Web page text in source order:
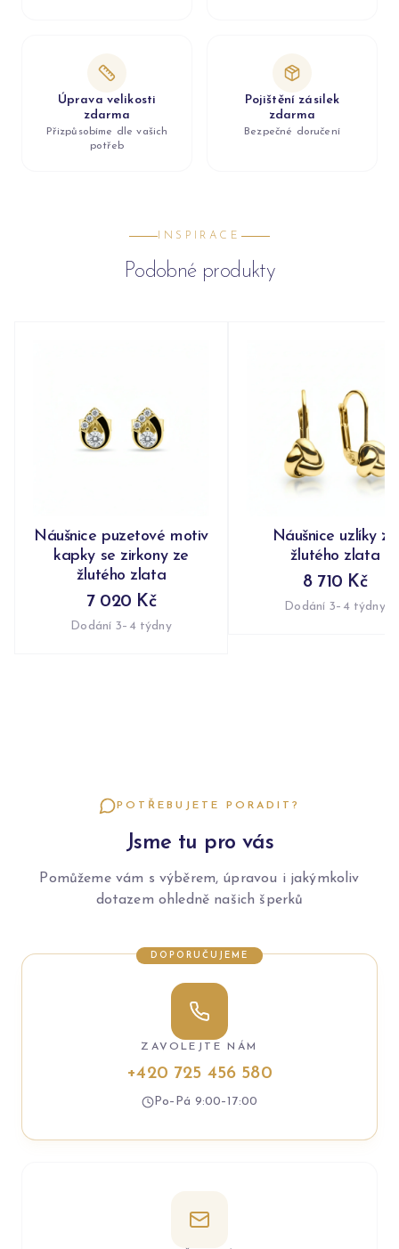
Úprava velikosti
zdarma
Přizpůsobíme dle vašich
potřeb
Pojištění zásilek
zdarma
Bezpečné doručení
INSPIRACE
Podobné produkty
Náušnice puzetové motiv
kapky se zirkony ze
žlutého zlata
7 020 Kč
Dodání 3–4 týdny
Náušnice uzlíky ze
žlutého zlata
8 710 Kč
Dodání 3–4 týdny
POTŘEBUJETE PORADIT?
Jsme tu pro vás
Pomůžeme vám s výběrem, úpravou i jakýmkoliv
dotazem ohledně našich šperků
DOPORUČUJEME
ZAVOLEJTE NÁM
+420 725 456 580
Po–Pá 9:00–17:00